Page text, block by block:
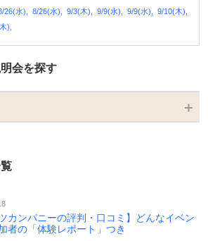
26(水), 8/26(水), 9/3(木), 9/9(水), 9/9(水),
9/10(木),
),
会を探す
ツカンパニーの評判・口コミ】どんなイベン
者の「体験レポート」つき